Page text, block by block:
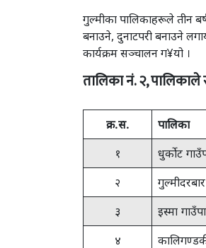
गुल्मीका पालिकाहरूले तीन
बनाउने, दुनाटपरी बनाउने
कार्यक्रम सञ्चालन ग¥यो ।
तालिका नं. २, पालिकाले
क्र.स. पालिका
१ धुर्कोट
२
३ इस्मा
४